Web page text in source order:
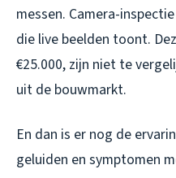
messen. Camera-
die live beelden toont.
€25.000, zijn niet te
uit de bouwmarkt.
En dan is er nog de
geluiden en symptomen